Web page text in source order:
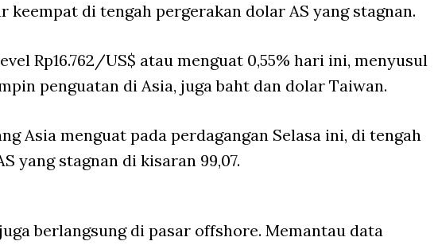
keempat di tengah pergerakan dolar AS yang stagnan.
Rp16.762/US$ atau menguat 0,55% hari ini, menyusul
penguatan di Asia, juga baht dan dolar Taiwan.
Asia menguat pada perdagangan Selasa ini, di tengah
yang stagnan di kisaran 99,07.
berlangsung di pasar offshore. Memantau data